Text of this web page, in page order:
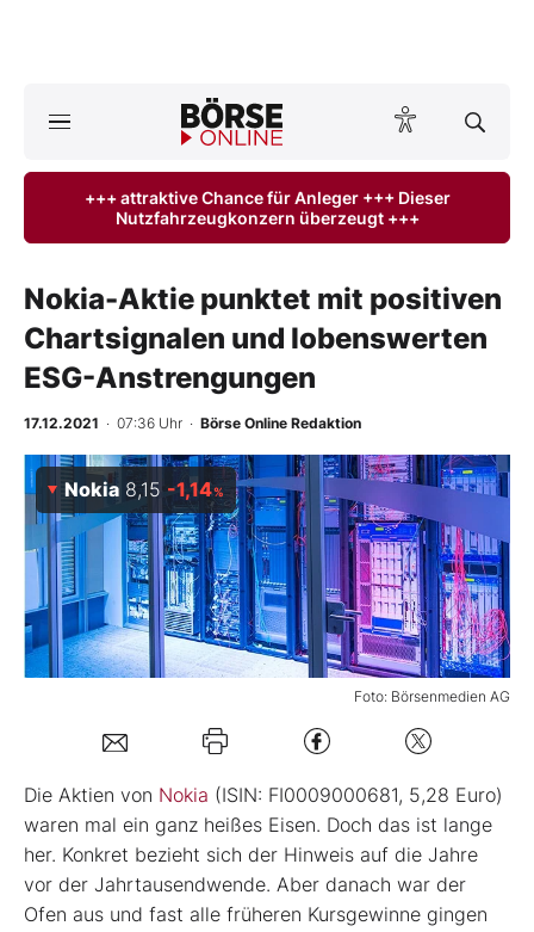
ktuelle Ausgabe BÖRSE ONLINE lesen
Anlageprodukte
Finanz-Check
BO-Musterdepots
Experten
Mein B:O
Mein Konto
Folgen Sie uns
Kontakt
+++ attraktive Chance für Anleger +++ Dieser
Nutzfahrzeugkonzern überzeugt +++
Nokia-Aktie punktet mit positiven
Chartsignalen und lobenswerten
ESG-Anstrengungen
17.12.2021 · 07:36 Uhr · Börse Online Redaktion
Foto: Börsenmedien AG
Nokia 8,15 -1,14%
Die Aktien von Nokia (ISIN: FI0009000681, 5,28 Euro)
waren mal ein ganz heißes Eisen. Doch das ist lange
her. Konkret bezieht sich der Hinweis auf die Jahre
vor der Jahrtausendwende. Aber danach war der
Ofen aus und fast alle früheren Kursgewinne gingen